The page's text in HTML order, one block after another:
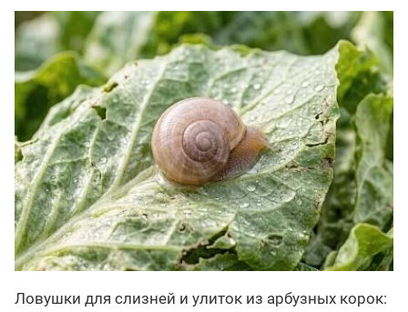
Ловушки для слизней и улиток из арбузных корок: